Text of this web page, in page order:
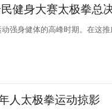
健身大赛太极拳总
强身健体的高峰时期。在这
人太极拳运动掠影